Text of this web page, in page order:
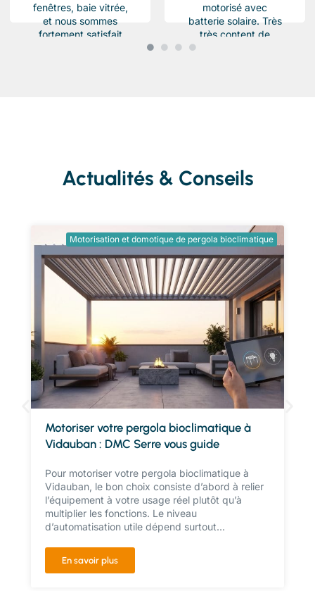
fenêtres, baie vitrée,
et nous sommes
fortement satisfait
motorisé avec
batterie solaire. Très
très content de
l'équipe Beau travail
Actualités & Conseils
Motorisation et domotique de pergola bioclimatique
Motoriser votre pergola bioclimatique à
Vidauban : DMC Serre vous guide
Pour motoriser votre pergola bioclimatique à
Vidauban, le bon choix consiste d’abord à relier
l’équipement à votre usage réel plutôt qu’à
multiplier les fonctions. Le niveau
d’automatisation utile dépend surtout...
En savoir plus